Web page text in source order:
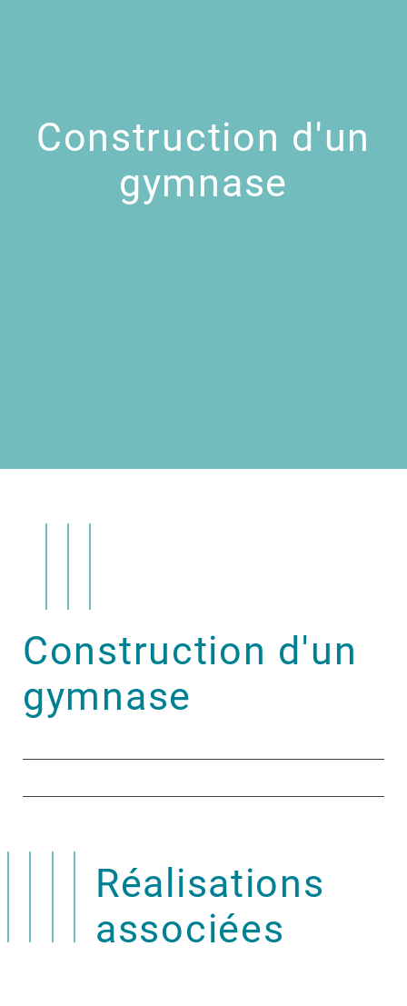
Construction d'un
gymnase
Construction d'un
gymnase
Réalisations
associées